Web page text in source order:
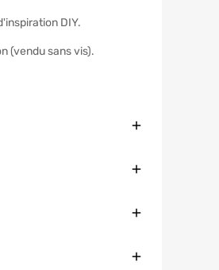
DIY.
(vendu sans vis).
Fermer
Fermer
Fermer
Fermer